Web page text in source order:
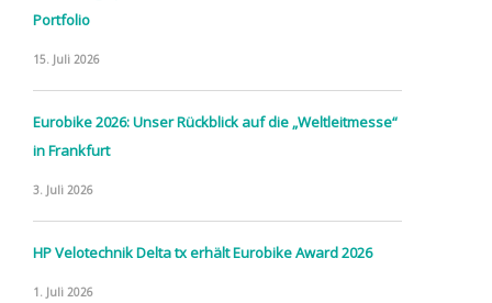
Portfolio
15. Juli 2026
Eurobike 2026: Unser Rückblick auf die „Weltleitmesse“
in Frankfurt
3. Juli 2026
HP Velotechnik Delta tx erhält Eurobike Award 2026
1. Juli 2026